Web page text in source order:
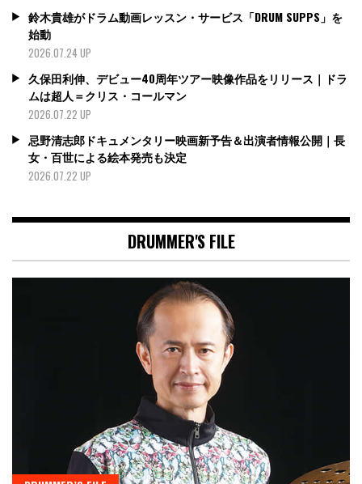
鈴木貴雄がドラム動画レッスン・サービス「DRUM SUPPS」を
始動
2026.07.24 UP
久保田利伸、デビュー40周年ツアー映像作品をリリース｜ドラ
ムは超人＝クリス・コールマン
2026.07.22 UP
忌野清志郎ドキュメンタリー映画新予告＆出演者情報公開｜長
女・百世による絵本発売も決定
2026.07.22 UP
DRUMMER'S FILE